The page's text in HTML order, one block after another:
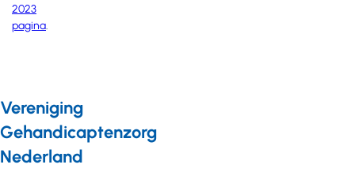
2023
pagina.
Vereniging
Gehandicaptenzorg
Nederland